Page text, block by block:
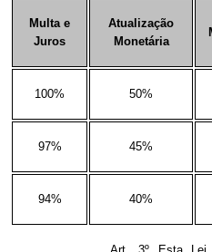
Multa e
Juros
Atualização
Monetária
100% 50%
97% 45%
94% 40%